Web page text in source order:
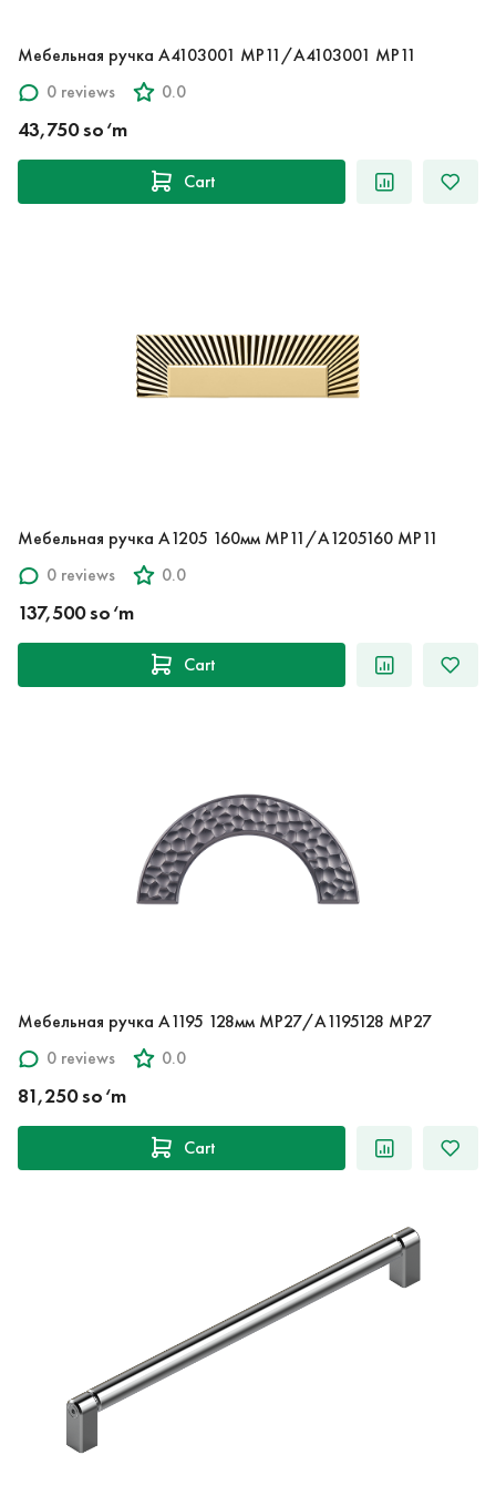
Мебельная ручка A4103001 MP11/A4103001 MP11
0 reviews
0.0
43,750 so‘m
Cart
Мебельная ручка A1205 160мм MP11/A1205160 MP11
0 reviews
0.0
137,500 so‘m
Cart
Мебельная ручка A1195 128мм MP27/A1195128 MP27
0 reviews
0.0
81,250 so‘m
Cart